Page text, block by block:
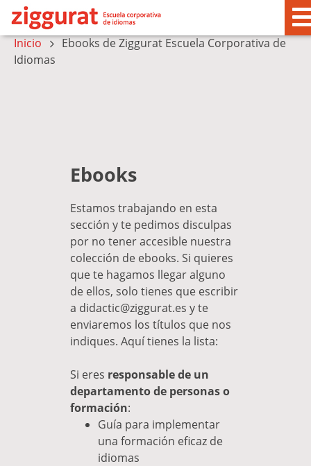
Inicio
Ebooks de Ziggurat Escuela Corporativa de
Idiomas
Ebooks
Estamos trabajando en esta
sección y te pedimos disculpas
por no tener accesible nuestra
colección de ebooks. Si quieres
que te hagamos llegar alguno
de ellos, solo tienes que escribir
a didactic@ziggurat.es y te
enviaremos los títulos que nos
indiques. Aquí tienes la lista:
Si eres responsable de un
departamento de personas o
formación:
Guía para implementar
una formación eficaz de
idiomas